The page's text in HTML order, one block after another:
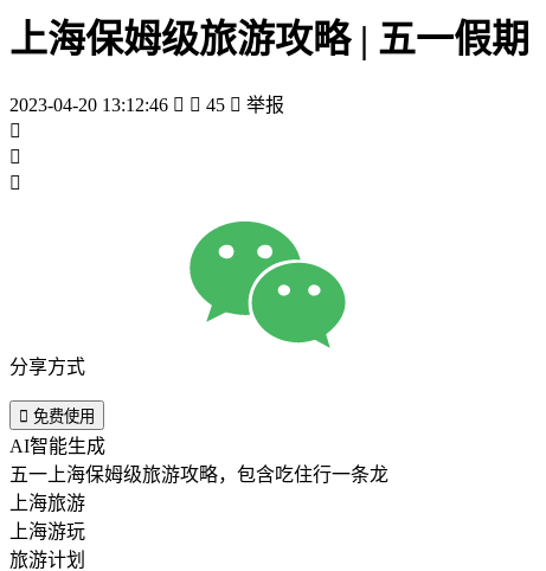
上海保姆级旅游攻略 | 五一假期
2023-04-20 13:12:46   45  举报



分享方式
 免费使用
AI智能生成
五一上海保姆级旅游攻略，包含吃住行一条龙
上海旅游
上海游玩
旅游计划